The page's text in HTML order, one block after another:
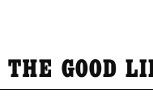
THE GOOD